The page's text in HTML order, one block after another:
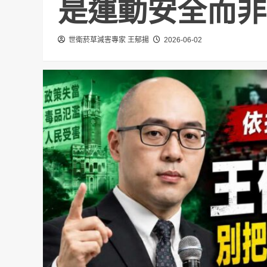
是運動安全而
世衛菸草減害專家 王郁揚 2026-06-02